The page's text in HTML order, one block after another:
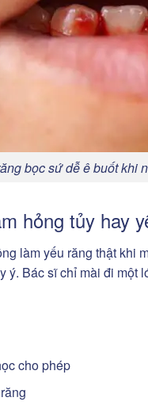
bọc sứ dễ ê buốt khi
hỏng tủy hay
làm yếu răng thật
ý. Bác sĩ chỉ mài đi
cho phép